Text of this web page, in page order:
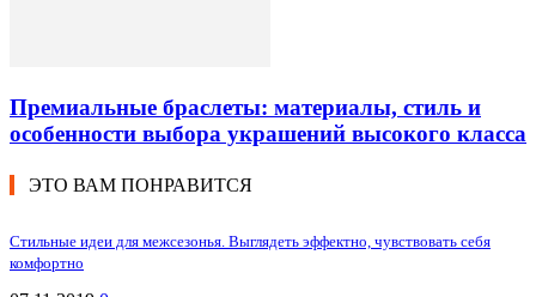
Премиальные браслеты: материалы, стиль и
особенности выбора украшений высокого класса
ЭТО ВАМ ПОНРАВИТСЯ
Стильные идеи для межсезонья. Выглядеть эффектно, чувствовать себя
комфортно